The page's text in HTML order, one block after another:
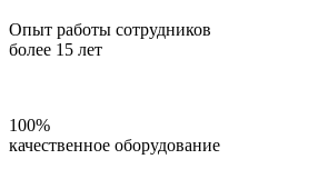
Опыт работы сотрудников
более 15 лет
100%
качественное оборудование